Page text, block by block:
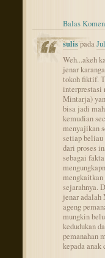
Balas
sulispada
Weh...akeh
jenar
tokoh fiktif.
interprestasi
Mintarja)
bisa jadi
kemudian
menyajikan
setiap beliau
dari proses
sebagai
mengkaitkan
sejarahnya.
jenar
ageng
mungkin
kedudukan
pemanahan
kepada anak